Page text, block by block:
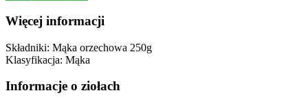
Więcej informacji
Składniki: Mąka orzechowa 250g
Klasyfikacja: Mąka
Informacje o ziołach